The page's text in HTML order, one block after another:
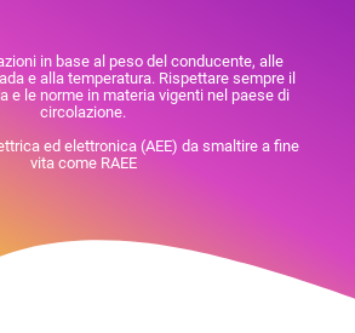
in base al peso del conducente, alle
e alla temperatura. Rispettare sempre il
e le norme in materia vigenti nel paese di
circolazione.
ed elettronica (AEE) da smaltire a fine
vita come RAEE